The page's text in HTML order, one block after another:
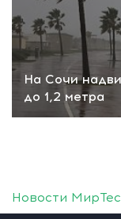
На Сочи
до 1,2 метра
Новости